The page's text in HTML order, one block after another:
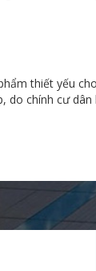
thiết yếu
do chính cư dân